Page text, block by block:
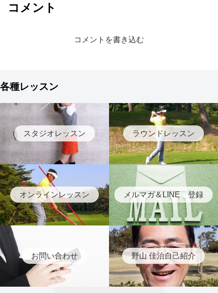
コメント
コメントを書き込む
各種レッスン
スタジオレッスン ラウンドレッスン
オンラインレッスン メルマガ＆LINE 登録
お問い合わせ 野山 佳治自己紹介